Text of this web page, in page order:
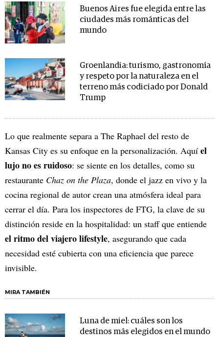
Buenos Aires fue elegida entre las
ciudades más románticas del
mundo
Groenlandia: turismo, gastronomía
y respeto por la naturaleza en el
terreno más codiciado por Donald
Trump
Lo que realmente separa a The Raphael del resto de
Kansas City es su enfoque en la personalización. Aquí el
lujo no es ruidoso: se siente en los detalles, como su
restaurante Chaz on the Plaza, donde el jazz en vivo y la
cocina regional de autor crean una atmósfera ideal para
cerrar el día. Para los inspectores de FTG, la clave de su
distinción reside en la hospitalidad: un staff que entiende
el ritmo del viajero lifestyle, asegurando que cada
necesidad esté cubierta con una eficiencia que parece
invisible.
MIRA TAMBIÉN
Luna de miel: cuáles son los
destinos más elegidos en el mundo